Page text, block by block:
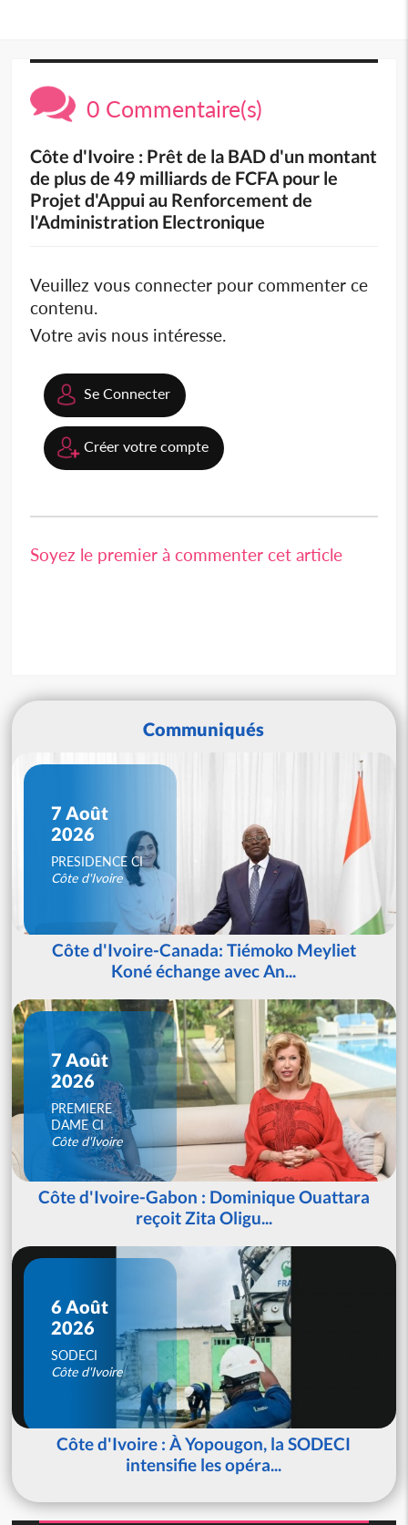
0 Commentaire(s)
Côte d'Ivoire : Prêt de la BAD d'un montant
de plus de 49 milliards de FCFA pour le
Projet d'Appui au Renforcement de
l'Administration Electronique
Veuillez vous connecter pour commenter ce
contenu.
Votre avis nous intéresse.
Se Connecter
Créer votre compte
Soyez le premier à commenter cet article
Communiqués
7 Août
2026
PRESIDENCE CI
Côte d'Ivoire
Côte d'Ivoire-Canada: Tiémoko Meyliet
Koné échange avec An...
7 Août
2026
PREMIERE
DAME CI
Côte d'Ivoire
Côte d'Ivoire-Gabon : Dominique Ouattara
reçoit Zita Oligu...
6 Août
2026
SODECI
Côte d'Ivoire
Côte d'Ivoire : À Yopougon, la SODECI
intensifie les opéra...